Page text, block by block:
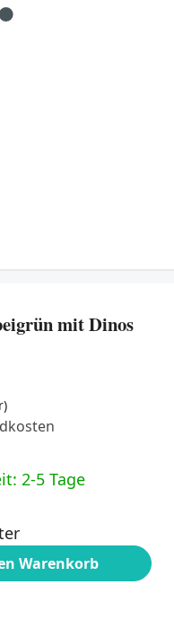
mit Dinos
2-5 Tage
gewünschten
Warenkorb